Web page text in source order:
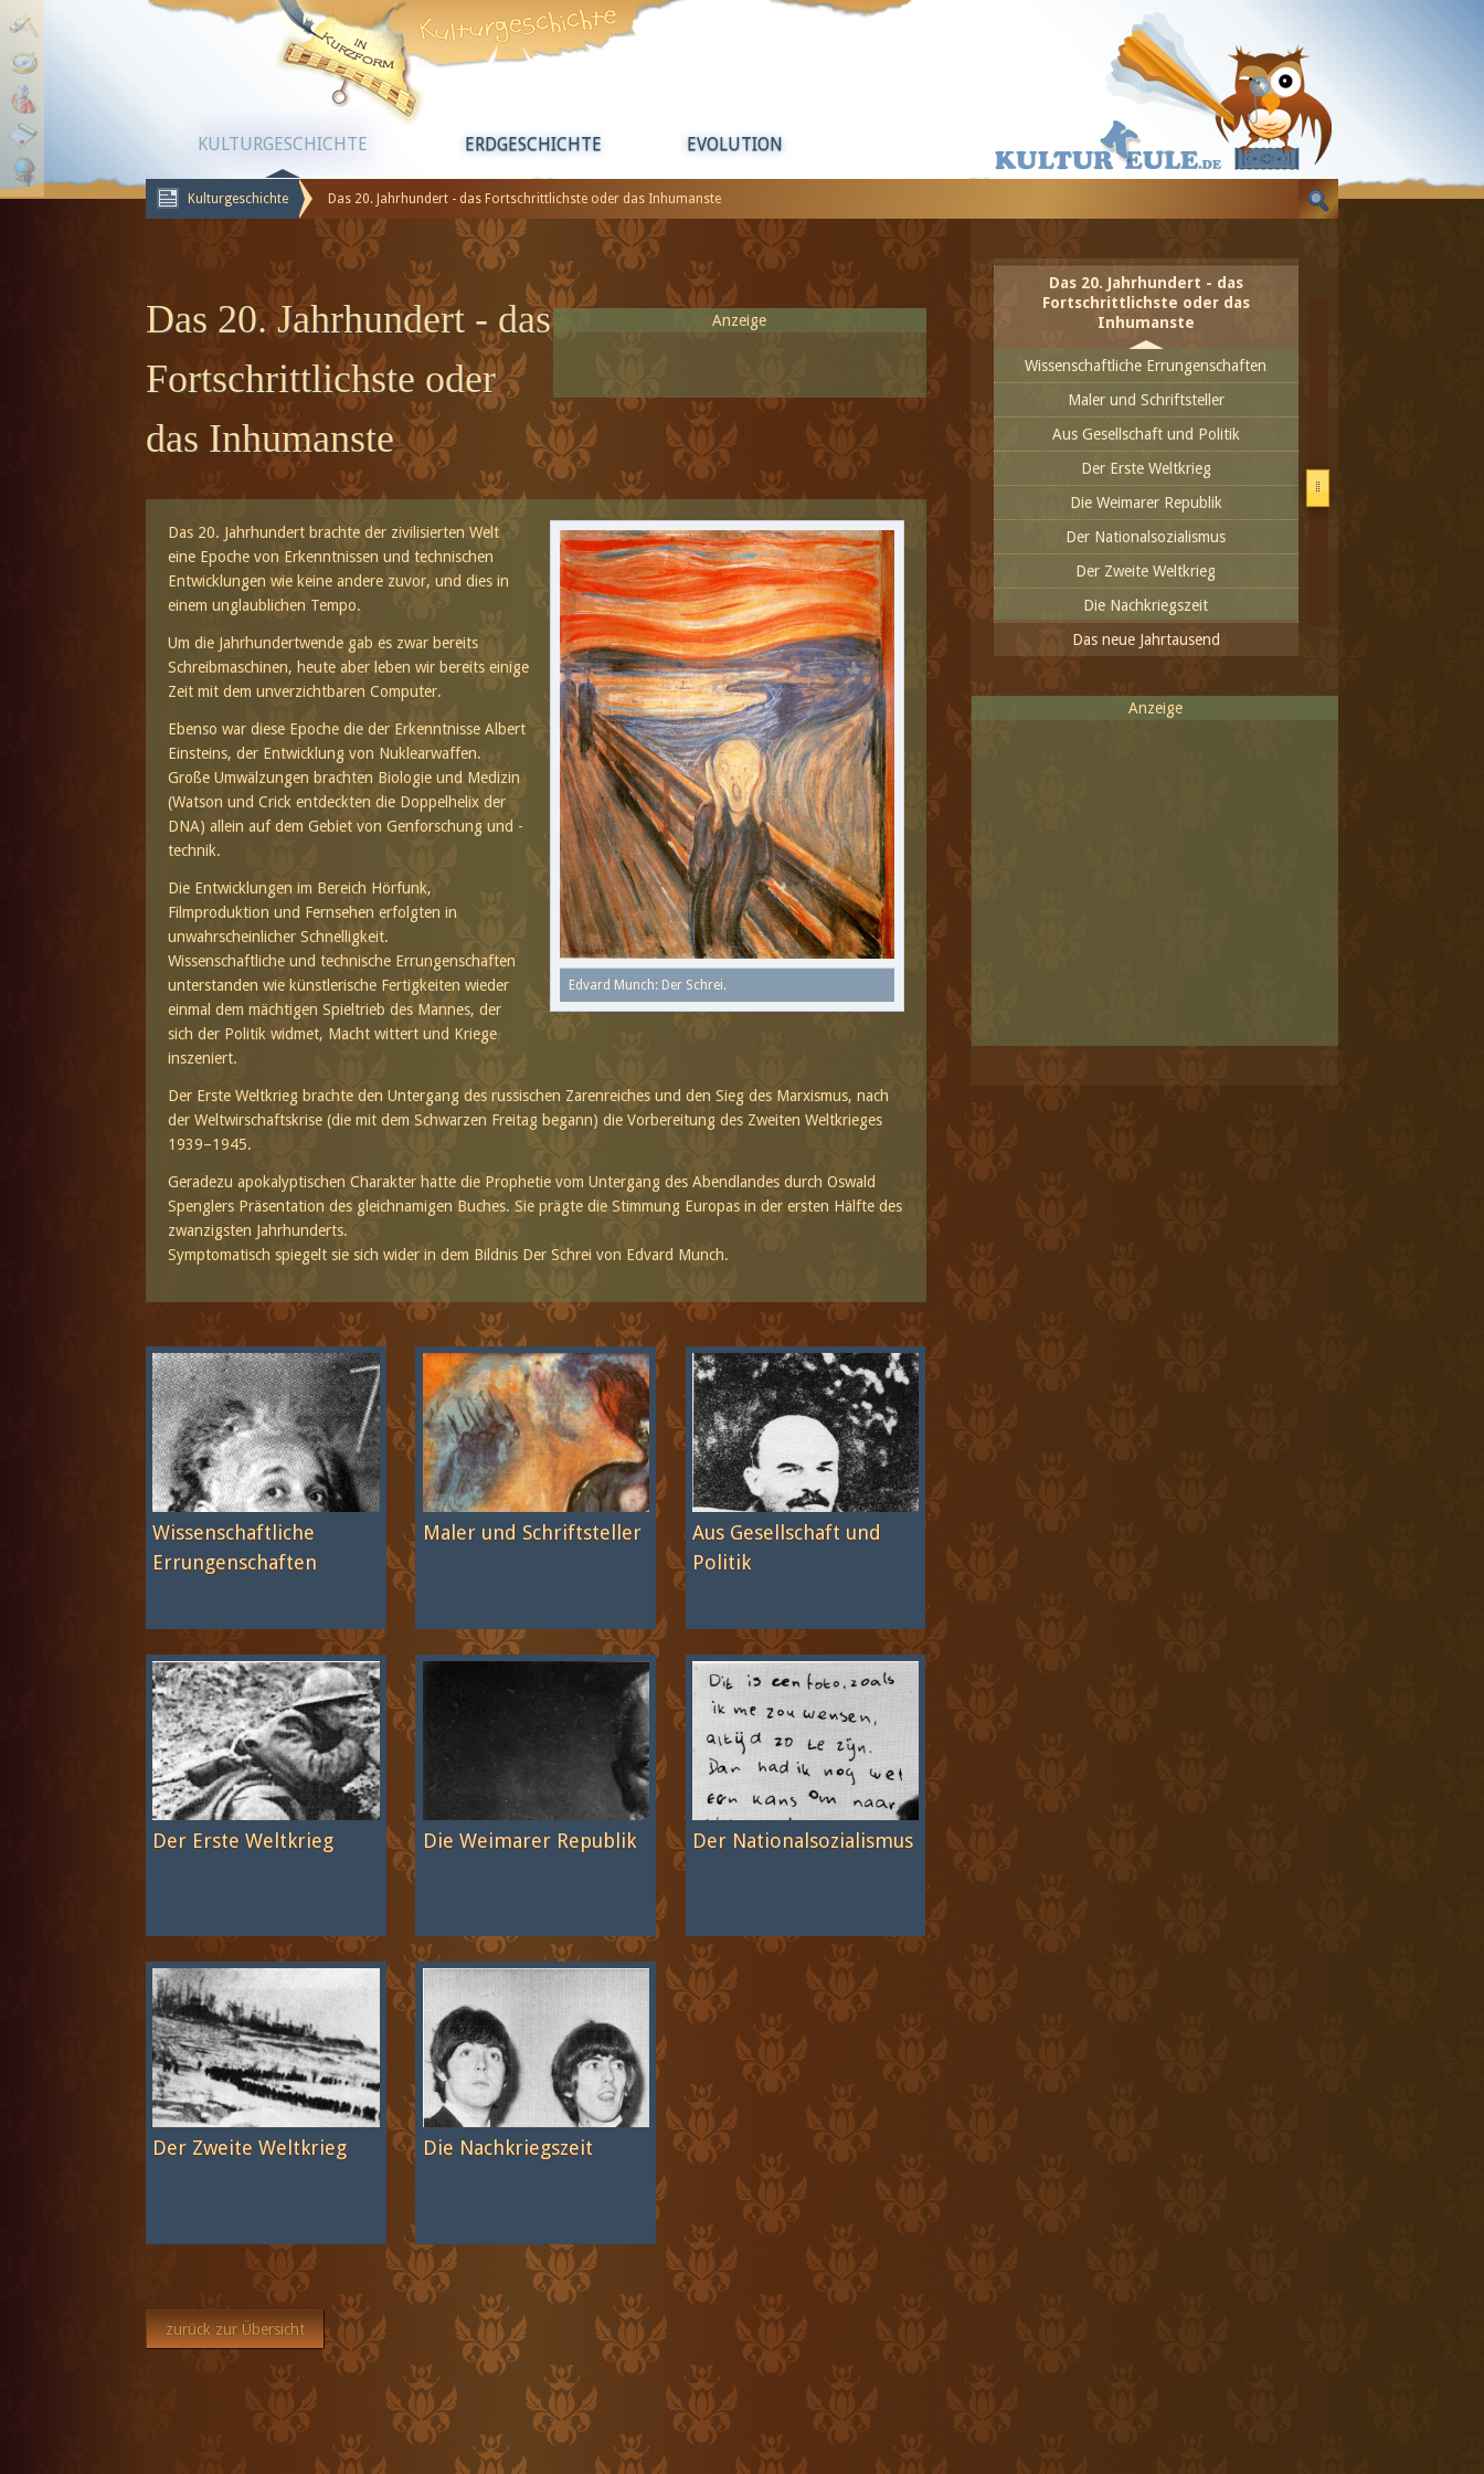
KULTURGESCHICHTE ERDGESCHICHTE EVOLUTION
Kulturgeschichte Das 20. Jahrhundert - das Fortschrittlichste oder das Inhumanste
Anzeige
Das 20. Jahrhundert - das
Fortschrittlichste oder
das Inhumanste
Edvard Munch: Der Schrei.
Das 20. Jahrhundert brachte der zivilisierten Welt
eine Epoche von Erkenntnissen und technischen
Entwicklungen wie keine andere zuvor, und dies in
einem unglaublichen Tempo.
Um die Jahrhundertwende gab es zwar bereits
Schreibmaschinen, heute aber leben wir bereits einige
Zeit mit dem unverzichtbaren Computer.
Ebenso war diese Epoche die der Erkenntnisse Albert
Einsteins, der Entwicklung von Nuklearwaffen.
Große Umwälzungen brachten Biologie und Medizin
(Watson und Crick entdeckten die Doppelhelix der
DNA) allein auf dem Gebiet von Genforschung und -
technik.
Die Entwicklungen im Bereich Hörfunk,
Filmproduktion und Fernsehen erfolgten in
unwahrscheinlicher Schnelligkeit.
Wissenschaftliche und technische Errungenschaften
unterstanden wie künstlerische Fertigkeiten wieder
einmal dem mächtigen Spieltrieb des Mannes, der
sich der Politik widmet, Macht wittert und Kriege
inszeniert.
Der Erste Weltkrieg brachte den Untergang des russischen Zarenreiches und den Sieg des Marxismus, nach
der Weltwirschaftskrise (die mit dem Schwarzen Freitag begann) die Vorbereitung des Zweiten Weltkrieges
1939–1945.
Geradezu apokalyptischen Charakter hatte die Prophetie vom Untergang des Abendlandes durch Oswald
Spenglers Präsentation des gleichnamigen Buches. Sie prägte die Stimmung Europas in der ersten Hälfte des
zwanzigsten Jahrhunderts.
Symptomatisch spiegelt sie sich wider in dem Bildnis Der Schrei von Edvard Munch.
Wissenschaftliche
Errungenschaften
Maler und Schriftsteller
Aus Gesellschaft und
Politik
Der Erste Weltkrieg Die Weimarer Republik Der Nationalsozialismus
Der Zweite Weltkrieg Die Nachkriegszeit
zurück zur Übersicht
Humanismus und Renaissance
Das 16. Jahrhundert, ein wildes
Jahrhundert
Das 17. Jahrhundert
Zur Geschichte der Vereinigten Staaten
von Amerika
Das 20. Jahrhundert - das
Fortschrittlichste oder das
Inhumanste
Wissenschaftliche Errungenschaften
Maler und Schriftsteller
Aus Gesellschaft und Politik
Der Erste Weltkrieg
Die Weimarer Republik
Der Nationalsozialismus
Der Zweite Weltkrieg
Die Nachkriegszeit
Das neue Jahrtausend
Anzeige